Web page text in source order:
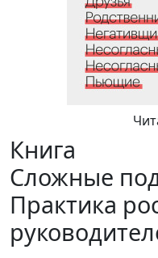
Книга
Сложные
Практика